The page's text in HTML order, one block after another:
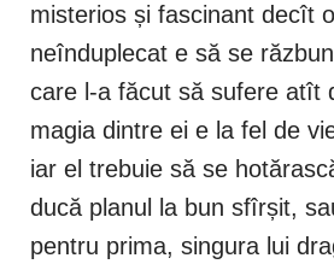
misterios și fascinant decît
neînduplecat e să se
care l-a făcut să sufere atît
magia dintre ei e la fel de
iar el trebuie să se
ducă planul la bun sfîrșit,
pentru prima, singura lui